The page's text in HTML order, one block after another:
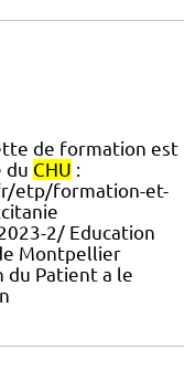
de formation est
du CHU :
etp/formation-et-
2/ Education
Montpellier
du Patient a le